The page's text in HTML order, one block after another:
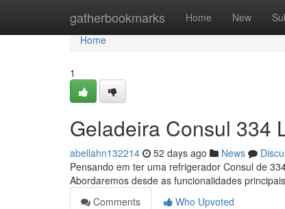
gatherbookmarks Home New
Home
Home
1
Geladeira Consul 334
abellahn132214 52 days ago News
Pensando em ter uma refrigerador Consul de
Abordaremos desde as funcionalidades
Comments
Who Upvoted